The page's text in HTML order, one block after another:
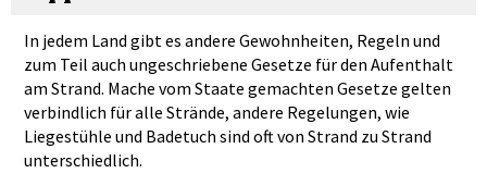
In jedem Land gibt es andere Gewohnheiten, Regeln und
zum Teil auch ungeschriebene Gesetze für den Aufenthalt
am Strand. Mache vom Staate gemachten Gesetze gelten
verbindlich für alle Strände, andere Regelungen, wie
Liegestühle und Badetuch sind oft von Strand zu Strand
unterschiedlich.